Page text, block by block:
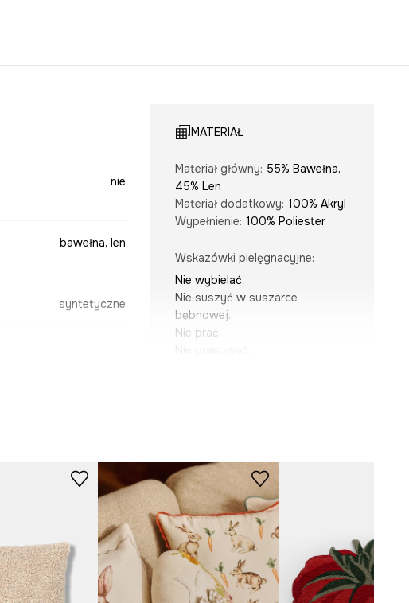
nie
bawełna, len
syntetyczne
RS26-PSU400-80A
MATERIAŁ
Materiał główny: 55% Bawełna,
45% Len
Materiał dodatkowy: 100% Akryl
Wypełnienie: 100% Poliester
Wskazówki pielęgnacyjne:
Nie wybielać.
Nie suszyć w suszarce
bębnowej.
Nie prać.
Wymiary : 33 x 40 cm